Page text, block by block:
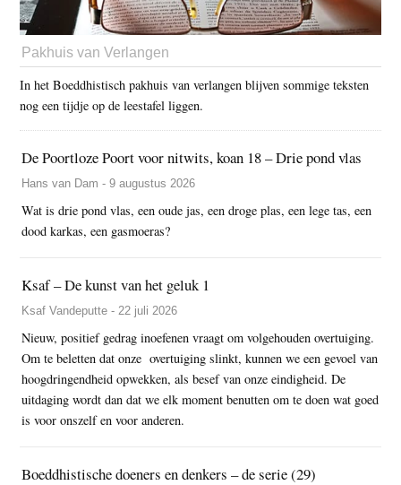
Pakhuis van Verlangen
In het Boeddhistisch pakhuis van verlangen blijven sommige teksten
nog een tijdje op de leestafel liggen.
De Poortloze Poort voor nitwits, koan 18 – Drie pond vlas
Hans van Dam - 9 augustus 2026
Wat is drie pond vlas, een oude jas, een droge plas, een lege tas, een
dood karkas, een gasmoeras?
Ksaf – De kunst van het geluk 1
Ksaf Vandeputte - 22 juli 2026
Nieuw, positief gedrag inoefenen vraagt om volgehouden overtuiging.
Om te beletten dat onze overtuiging slinkt, kunnen we een gevoel van
hoogdringendheid opwekken, als besef van onze eindigheid. De
uitdaging wordt dan dat we elk moment benutten om te doen wat goed
is voor onszelf en voor anderen.
Boeddhistische doeners en denkers – de serie (29)